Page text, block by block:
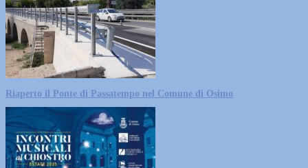
Riaperto il Ponte di Passatempo nel Comune di Osimo